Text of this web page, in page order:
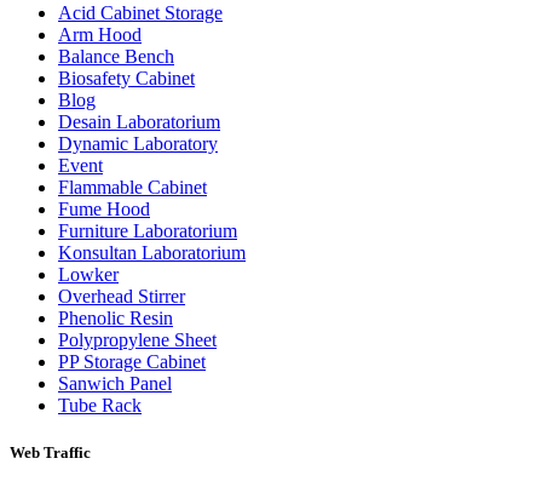
Acid Cabinet Storage
Arm Hood
Balance Bench
Biosafety Cabinet
Blog
Desain Laboratorium
Dynamic Laboratory
Event
Flammable Cabinet
Fume Hood
Furniture Laboratorium
Konsultan Laboratorium
Lowker
Overhead Stirrer
Phenolic Resin
Polypropylene Sheet
PP Storage Cabinet
Sanwich Panel
Tube Rack
Web Traffic